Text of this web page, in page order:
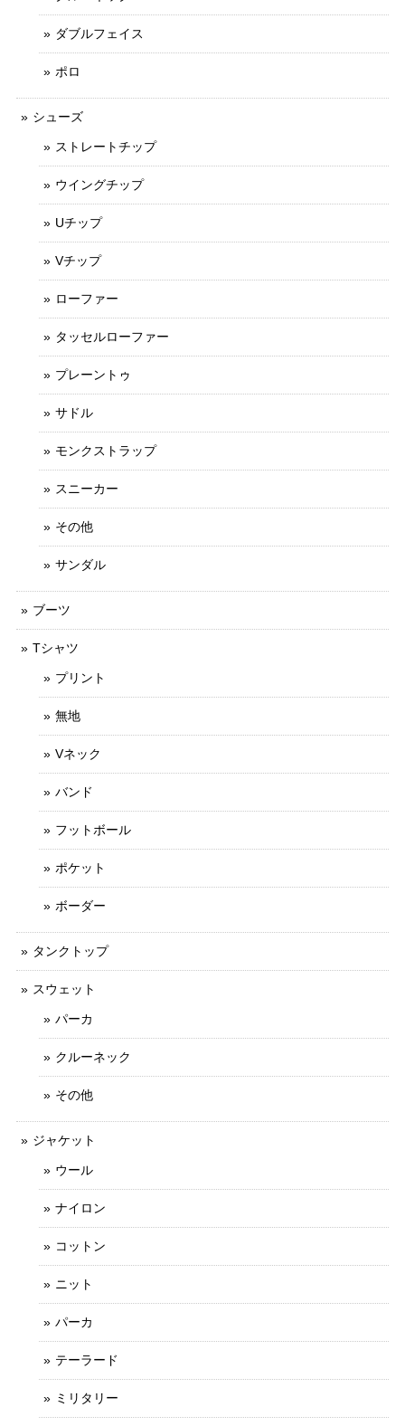
ダブルフェイス
ポロ
シューズ
ストレートチップ
ウイングチップ
Uチップ
Vチップ
ローファー
タッセルローファー
プレーントゥ
サドル
モンクストラップ
スニーカー
その他
サンダル
ブーツ
Tシャツ
プリント
無地
Vネック
バンド
フットボール
ポケット
ボーダー
タンクトップ
スウェット
パーカ
クルーネック
その他
ジャケット
ウール
ナイロン
コットン
ニット
パーカ
テーラード
ミリタリー